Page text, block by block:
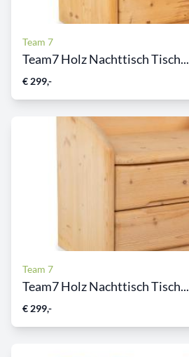
Team 7
Team7 Holz Nachttisch Tisch...
€ 299,-
Team 7
Team7 Holz Nachttisch Tisch...
€ 299,-